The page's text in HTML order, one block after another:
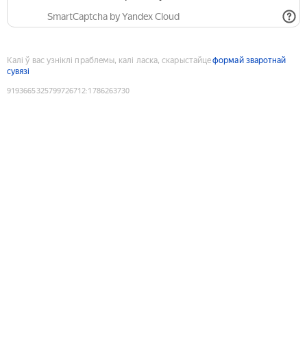
SmartCaptcha by Yandex Cloud
Калі ў вас узніклі праблемы, калі ласка, скарыстайцеформай зваротнай
сувязі
9193665325799726712:1786263730